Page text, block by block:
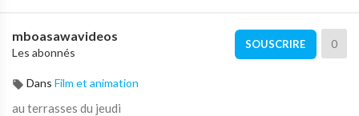
mboasawavideos
Les abonnés
SOUSCRIRE 0
Dans Film et animation
au terrasses du jeudi